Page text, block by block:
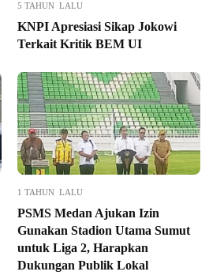
5 TAHUN LALU
KNPI Apresiasi Sikap Jokowi
Terkait Kritik BEM UI
1 TAHUN LALU
PSMS Medan Ajukan Izin
Gunakan Stadion Utama Sumut
untuk Liga 2, Harapkan
Dukungan Publik Lokal